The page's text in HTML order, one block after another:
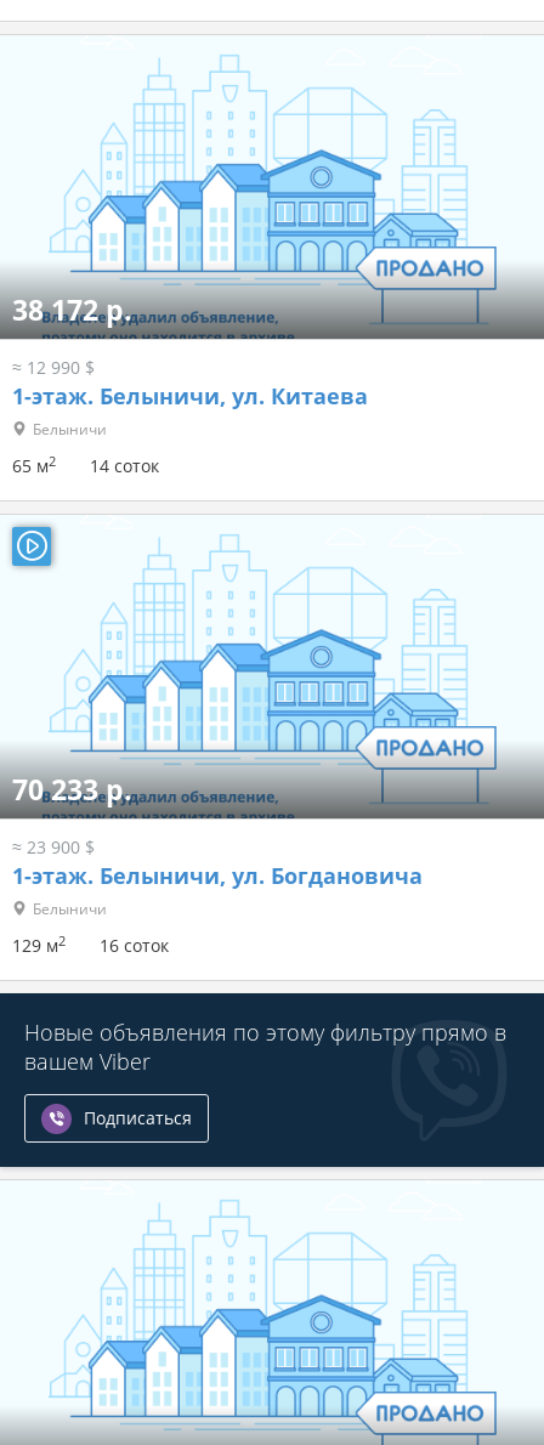
38 172 р.
≈ 12 990 $
1-этаж. Белыничи, ул. Китаева
Белыничи
65 м2 14 соток
70 233 р.
≈ 23 900 $
1-этаж. Белыничи, ул. Богдановича
Белыничи
129 м2 16 соток
Новые объявления по этому фильтру прямо в
вашем Viber
Подписаться